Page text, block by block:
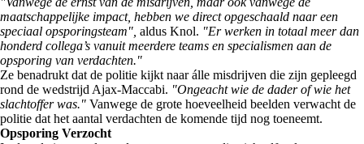
maatschappelijke impact, hebben we direct opgeschaald naar een
speciaal opsporingsteam", aldus Knol. "Er werken in totaal meer dan
honderd collega’s vanuit meerdere teams en specialismen aan de
opsporing van verdachten."
Ze benadrukt dat de politie kijkt naar álle misdrijven die zijn gepleegd
rond de wedstrijd Ajax-Maccabi. "Ongeacht wie de dader of wie het
slachtoffer was." Vanwege de grote hoeveelheid beelden verwacht de
politie dat het aantal verdachten de komende tijd nog toeneemt.
Opsporing Verzocht